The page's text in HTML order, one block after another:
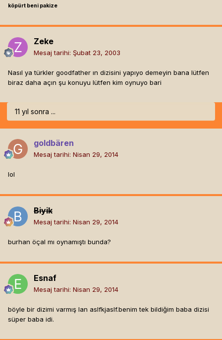
köpürt beni pakize
Zeke
Mesaj tarihi: Şubat 23, 2003
Nasıl ya türkler goodfather ın dizisini yapıyo demeyin bana lütfen
biraz daha açın şu konuyu lütfen kim oynuyo bari
11 yıl sonra ...
goldbären
Mesaj tarihi: Nisan 29, 2014
lol
Biyik
Mesaj tarihi: Nisan 29, 2014
burhan öçal mı oynamıştı bunda?
Esnaf
Mesaj tarihi: Nisan 29, 2014
böyle bir dizimi varmış lan aslfkjaslf.benim tek bildiğim baba dizisi
süper baba idi.